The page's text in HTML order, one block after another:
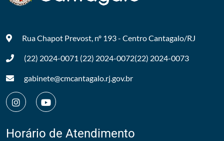
Rua Chapot Prevost, nº 193 - CentroCantagalo/RJ
(22) 2024-0071 (22) 2024-0072(22) 2024-0073
gabinete@cmcantagalo.rj.gov.br
Horário de Atendimento